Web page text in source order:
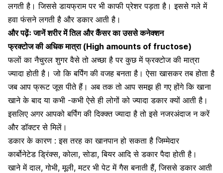
लगती है। जिससे डायफ्राम पर भी काफी प्रेशर पड़ता है। इससे गले में
हवा फंसने लगती है और डकार आती है।
और पढ़ेंःजानें शरीर में तिल और कैंसर का उससे कनेक्शन
फ्रक्टोज की अधिक मात्रा (High amounts of fructose)
फलों का नैचुरल शुगर वैसे तो अच्छा है पर कुछ में फ्रक्टोज की मात्रा
ज्यादा होती है। जो कि बर्पिंग की वजह बनता है। ऐसा खासकर तब होता है
जब आप फ्रूट जूस पीते हैं। अब तक तो आप समझ ही गए होंगे कि खाना
खाने के बाद या कभी -कभी ऐसे ही लोगों को ज्यादा डकार क्यों आती है।
इसलिए अगर आपको बर्पिंग की दिक्क्त ज्यादा है तो इसे नजरअंदाज न करें
और डॉक्टर से मिलें।
डकार के कारण : इस तरह का खानपान हो सकता है जिम्मेदार
कार्बोनेटेड ड्रिंक्स, कोला, सोडा, बियर आदि से डकार पैदा होती है।
खाने में दाल, गोभी, मूली, मटर भी पेट में गैस बनाती हैं, जिससे डकार आती